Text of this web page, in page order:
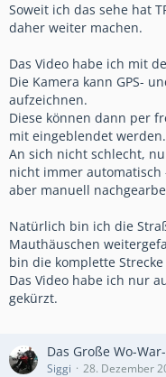
Soweit ich das sehe hat
daher weiter machen.
Das Video habe ich mit
Die Kamera kann GPS-
aufzeichnen.
Diese können dann per
mit eingeblendet werden.
An sich nicht schlecht,
nicht immer automatisch
aber manuell
Natürlich bin ich die
Mauthäuschen
bin die komplette
Das Video habe ich nur
gekürzt.
Das Große Wo-
Siggi 28. Dezember